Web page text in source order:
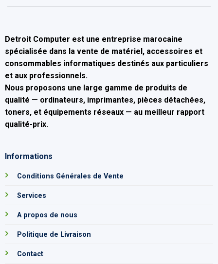
Detroit Computer est une entreprise marocaine
spécialisée dans la vente de matériel, accessoires et
consommables informatiques destinés aux particuliers
et aux professionnels.
Nous proposons une large gamme de produits de
qualité — ordinateurs, imprimantes, pièces détachées,
toners, et équipements réseaux — au meilleur rapport
qualité-prix.
Informations
Conditions Générales de Vente
Services
A propos de nous
Politique de Livraison
Contact